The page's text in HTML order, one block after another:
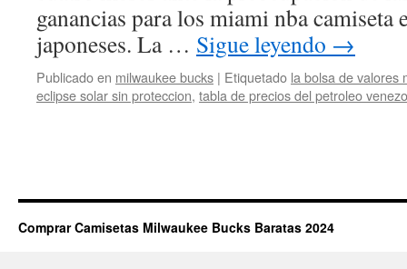
ganancias para los miami nba camiseta
japoneses. La … Sigue leyendo →
Publicado en milwaukee bucks | Etiquetado la bolsa de valores
eclipse solar sin proteccion, tabla de precios del petroleo
Comprar Camisetas Milwaukee Bucks Baratas 2024